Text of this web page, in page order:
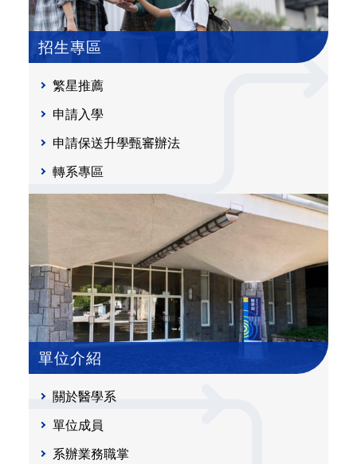
招生專區
繁星推薦
申請入學
申請保送升學甄審辦法
轉系專區
單位介紹
關於醫學系
單位成員
系辦業務職掌